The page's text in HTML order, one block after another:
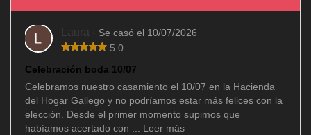
Laura · Se casó el 10/07/2026
5.0
Celebración boda 10/07
Celebramos nuestro casamiento el 10/07 en la Hacienda
del Hogar Gallego y no podríamos estar más felices con la
elección. Desde el primer momento supimos que
habíamos acertado con ... Leer más